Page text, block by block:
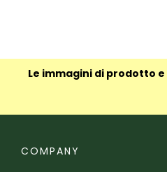
Le immagini di prodotto
COMPANY